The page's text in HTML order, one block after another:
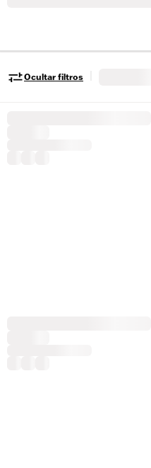
Ocultar filtros